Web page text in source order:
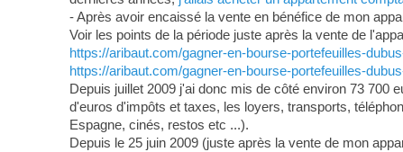
- Après avoir encaissé la vente en bénéfice de mon
Voir les points de la période juste après la vente de
https://aribaut.com/gagner-en-bourse-portefeuilles-
https://aribaut.com/gagner-en-bourse-portefeuilles-
Depuis juillet 2009 j'ai donc mis de côté environ 73 700
d'euros d'impôts et taxes, les loyers, transports,
Espagne, cinés, restos etc ...).
Depuis le 25 juin 2009 (juste après la vente de mon